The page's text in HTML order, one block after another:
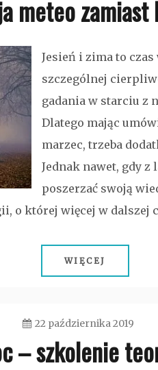
meteo zamiast
kategorii
Jesień i zima to
szczególnej
gadania w starciu z
Dlatego mając
marzec, trzeba
Jednak nawet, gdy
poszerzać swoją
o której więcej w dalszej
WIĘCEJ
22 października 2019
– szkolenie